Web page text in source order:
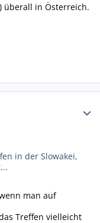
überall in Österreich.
in der Slowakei,
man auf
Treffen vielleicht